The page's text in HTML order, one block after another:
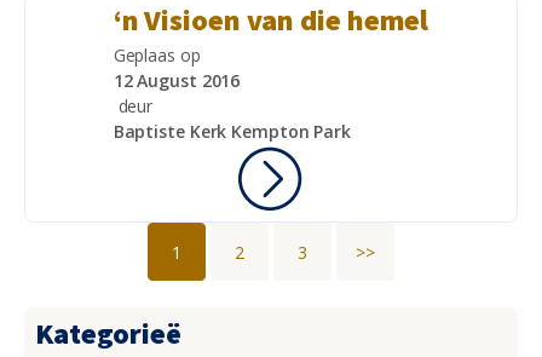
‘n Visioen van die hemel
Geplaas op
12 August 2016
deur
Baptiste Kerk Kempton Park
1 2 3 >>
Kategorieë